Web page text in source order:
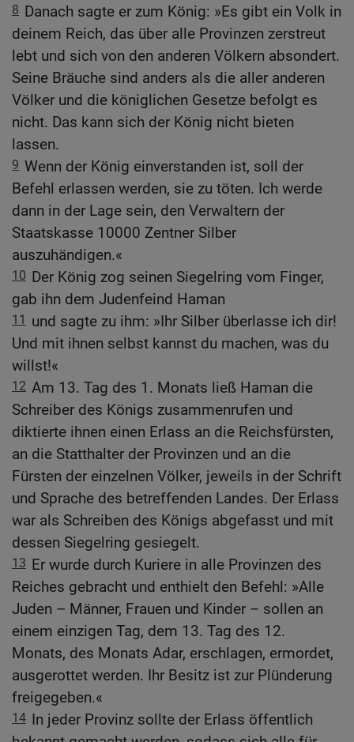
8 Danach sagte er zum König: »Es gibt ein Volk in
deinem Reich, das über alle Provinzen zerstreut
lebt und sich von den anderen Völkern absondert.
Seine Bräuche sind anders als die aller anderen
Völker und die königlichen Gesetze befolgt es
nicht. Das kann sich der König nicht bieten
lassen.
9 Wenn der König einverstanden ist, soll der
Befehl erlassen werden, sie zu töten. Ich werde
dann in der Lage sein, den Verwaltern der
Staatskasse 10000 Zentner Silber
auszuhändigen.«
10 Der König zog seinen Siegelring vom Finger,
gab ihn dem Judenfeind Haman
11
und sagte zu ihm: »Ihr Silber überlasse ich dir!
Und mit ihnen selbst kannst du machen, was du
willst!«
12 Am 13. Tag des 1. Monats ließ Haman die
Schreiber des Königs zusammenrufen und
diktierte ihnen einen Erlass an die Reichsfürsten,
an die Statthalter der Provinzen und an die
Fürsten der einzelnen Völker, jeweils in der Schrift
und Sprache des betreffenden Landes. Der Erlass
war als Schreiben des Königs abgefasst und mit
dessen Siegelring gesiegelt.
13 Er wurde durch Kuriere in alle Provinzen des
Reiches gebracht und enthielt den Befehl: »Alle
Juden – Männer, Frauen und Kinder – sollen an
einem einzigen Tag, dem 13. Tag des 12.
Monats, des Monats Adar, erschlagen, ermordet,
ausgerottet werden. Ihr Besitz ist zur Plünderung
freigegeben.«
14 In jeder Provinz sollte der Erlass öffentlich